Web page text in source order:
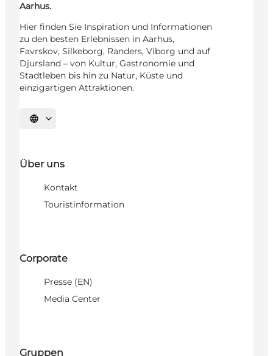
Aarhus.
Hier finden Sie Inspiration und Informationen
zu den besten Erlebnissen in Aarhus,
Favrskov, Silkeborg, Randers, Viborg und auf
Djursland – von Kultur, Gastronomie und
Stadtleben bis hin zu Natur, Küste und
einzigartigen Attraktionen.
Sprache auswählen
Über uns
Kontakt
Touristinformation
Corporate
Presse (EN)
Media Center
Gruppen